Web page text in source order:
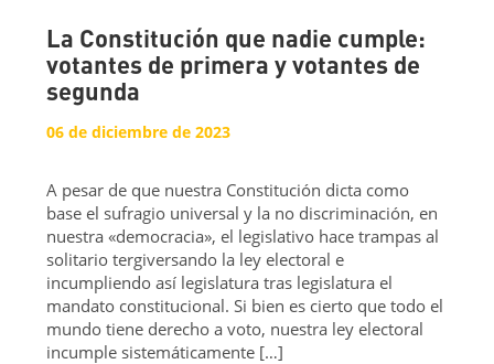
La Constitución que nadie cumple:
votantes de primera y votantes de
segunda
06 de diciembre de 2023
A pesar de que nuestra Constitución dicta como
base el sufragio universal y la no discriminación, en
nuestra «democracia», el legislativo hace trampas al
solitario tergiversando la ley electoral e
incumpliendo así legislatura tras legislatura el
mandato constitucional. Si bien es cierto que todo el
mundo tiene derecho a voto, nuestra ley electoral
incumple sistemáticamente […]